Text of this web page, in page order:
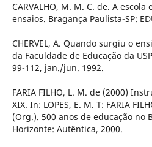
CARVALHO, M. M. C. de. A
ensaios. Bragança Paulista-SP:
CHERVEL, A. Quando surgiu o
da Faculdade de Educação da
99-112, jan./jun. 1992.
FARIA FILHO, L. M. de (2000)
XIX. In: LOPES, E. M. T: FARIA
(Org.). 500 anos de educação no
Horizonte: Autêntica, 2000.